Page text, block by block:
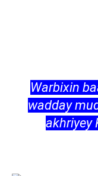
Warbixin
wadday
akhriyey